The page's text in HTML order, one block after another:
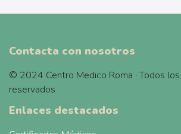
Contacta con nosotros
© 2024 Centro Medico Roma · Todos
reservados
Enlaces destacados